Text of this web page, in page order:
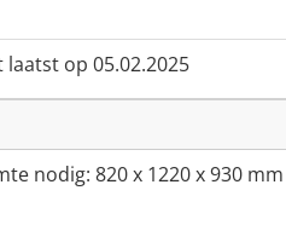
op 05.02.2025
nodig: 820 x 1220 x 930